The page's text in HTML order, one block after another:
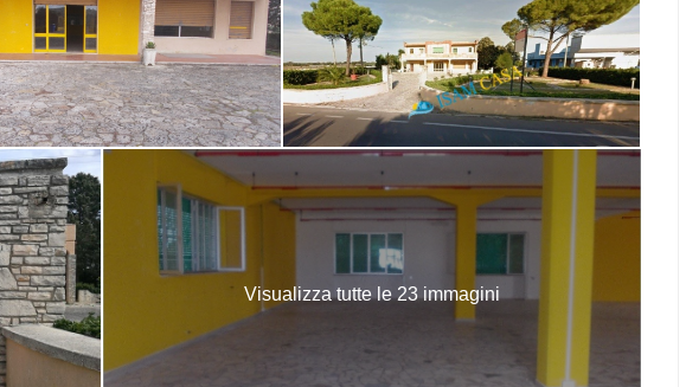
Visualizza tutte le 23 immagini